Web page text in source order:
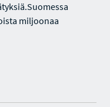
miljoonaa